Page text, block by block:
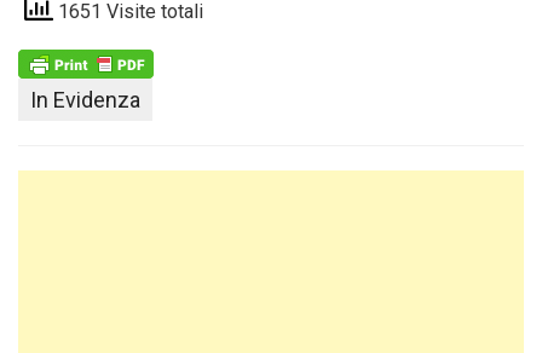
1651 Visite totali
In Evidenza